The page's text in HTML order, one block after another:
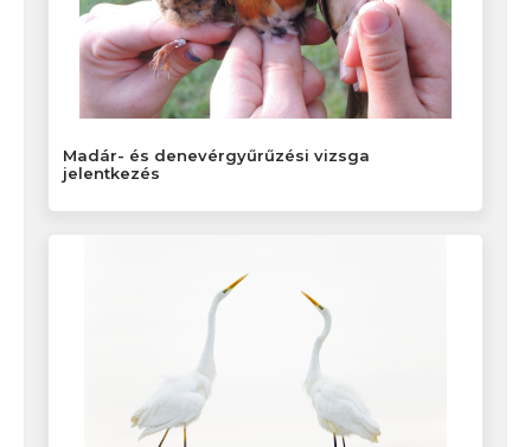
Madár- és denevérgyűrűzési vizsga
jelentkezés